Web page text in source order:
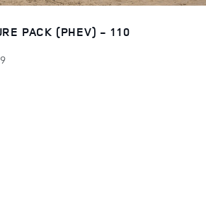
PACK (PHEV) - 110